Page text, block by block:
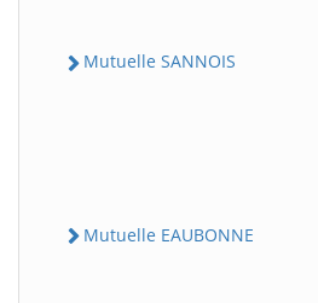
Mutuelle SANNOIS
Mutuelle EAUBONNE